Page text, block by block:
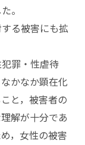
。
る被害にも拡
罪・性虐待
かなか顕在化
と，被害者の
解が十分であ
，女性の被害